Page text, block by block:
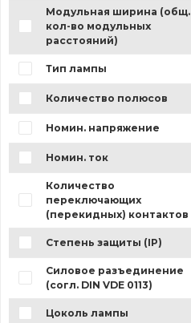
Модульная ширина (общ.
кол-во модульных
расстояний)
Тип лампы
Количество полюсов
Номин. напряжение
Номин. ток
Количество
переключающих
(перекидных) контактов
Степень защиты (IP)
Силовое разъединение
(согл. DIN VDE 0113)
Цоколь лампы